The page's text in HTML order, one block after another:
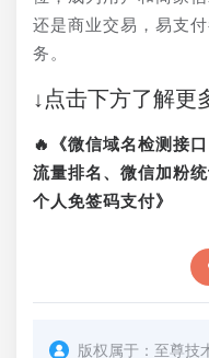
还是商业交易，易支
务。
↓点击下方了解更
🔥《微信域名检测接
流量排名、微信加粉
个人免签码支付》
版权属于： 至尊技